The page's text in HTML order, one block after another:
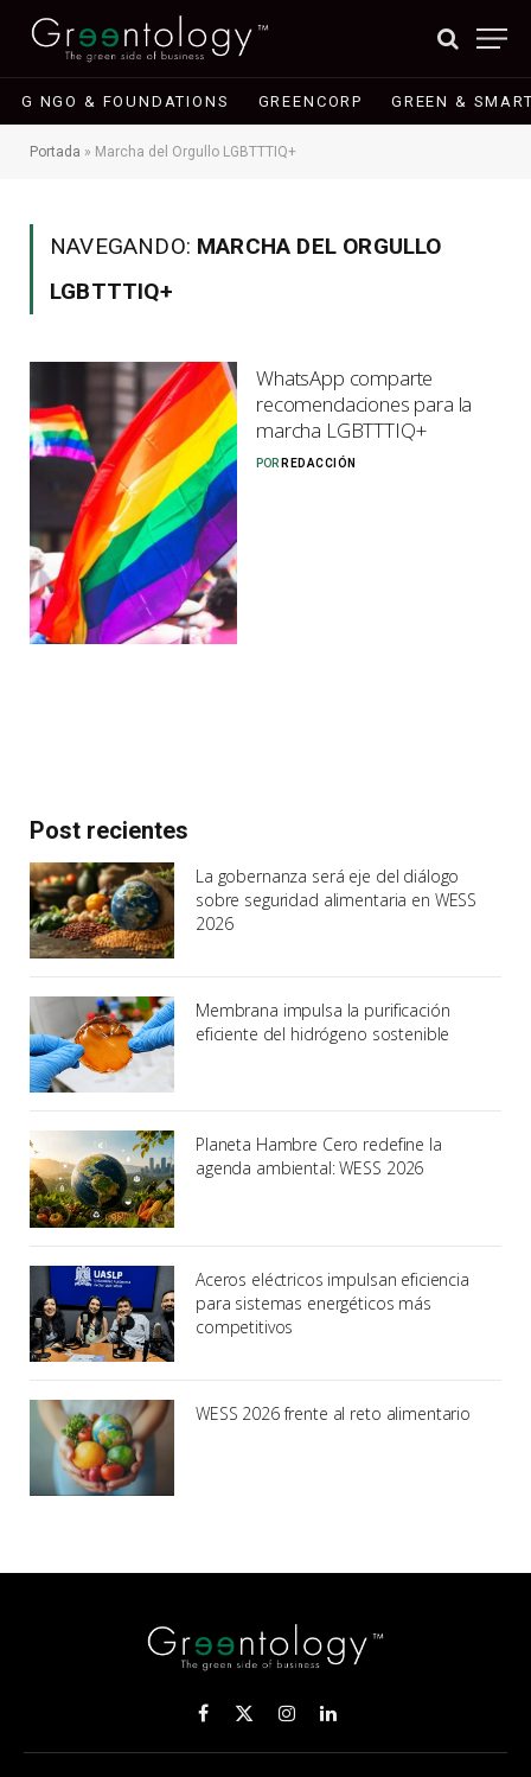
G NGO & FOUNDATIONS GREENCORP GREEN &
Portada » Marcha del Orgullo LGBTTTIQ+
NAVEGANDO: MARCHA DEL ORGULLO
LGBTTTIQ+
WhatsApp comparte
recomendaciones para la
marcha LGBTTTIQ+
POR REDACCIÓN
Post recientes
La gobernanza será eje del diálogo
sobre seguridad alimentaria en WESS
2026
Membrana impulsa la purificación
eficiente del hidrógeno sostenible
Planeta Hambre Cero redefine la
agenda ambiental: WESS 2026
Aceros eléctricos impulsan eficiencia
para sistemas energéticos más
competitivos
WESS 2026 frente al reto alimentario
Facebook
X
(Twitter)
InstagramLinkedIn